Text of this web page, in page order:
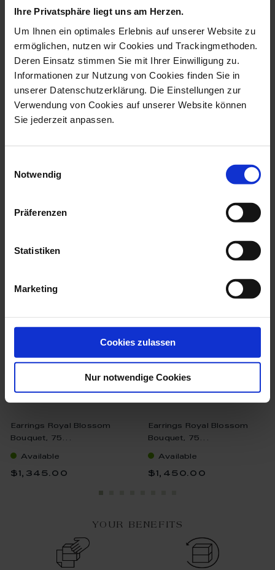
Ihre Privatsphäre liegt uns am Herzen.
Um Ihnen ein optimales Erlebnis auf unserer Website zu
ermöglichen, nutzen wir Cookies und Trackingmethoden.
Deren Einsatz stimmen Sie mit Ihrer Einwilligung zu.
Informationen zur Nutzung von Cookies finden Sie in
unserer Datenschutzerklärung. Die Einstellungen zur
Verwendung von Cookies auf unserer Website können
Sie jederzeit anpassen.
Notwendig
Präferenzen
Statistiken
Marketing
Cookies zulassen
Nur notwendige Cookies
Available
we think you’ll like these
Earrings Royal Blossom
Bouquet, 75...
Available
$1,345.00
Earrings Royal Blossom
Bouquet, 75...
Available
$1,450.00
YOUR BENEFITS